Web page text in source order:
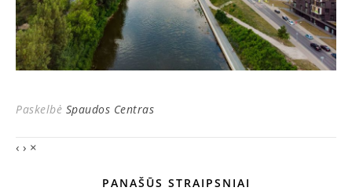
Paskelbė Spaudos Centras
‹ › ×
PANAŠŪS STRAIPSNIAI